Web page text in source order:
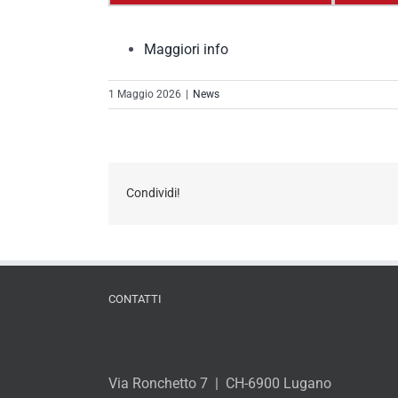
Maggiori info
1 Maggio 2026 | News
Condividi!
CONTATTI
Via Ronchetto 7 | CH-6900 Lugano